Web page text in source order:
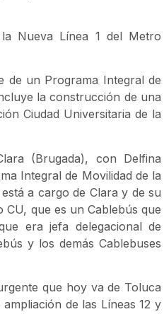
Nueva Línea 1 del Metro
de un Programa Integral de
la construcción de una
Ciudad Universitaria de la
(Brugada), con Delfina
Integral de Movilidad de la
a cargo de Clara y de su
que es un Cablebús que
era jefa delegacional de
y los demás Cablebuses
que hoy va de Toluca
de las Líneas 12 y